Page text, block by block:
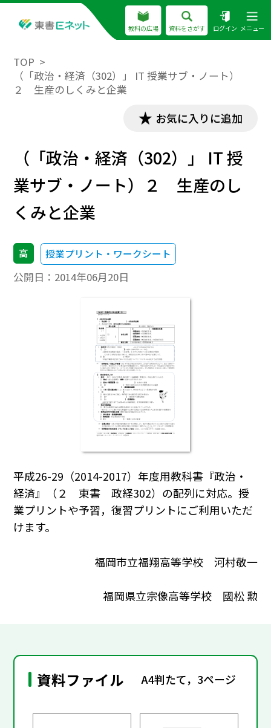
教科の広場 資料をさがす ログイン メニュー
TOP
（「政治・経済（302）」 IT 授業サブ・ノート）
２ 生産のしくみと企業
お気に入りに追加
（「政治・経済（302）」 IT 授
業サブ・ノート）２ 生産のし
くみと企業
高 授業プリント・ワークシート
公開日： 2014年06月20日
平成26-29（2014-2017）年度用教科書『政治・
経済』（２ 東書 政経302）の配列に対応。授
業プリントや予習，復習プリントにご利用いただ
けます。
福岡市立福翔高等学校 河村敬一
福岡県立宗像高等学校 國松 勲
資料ファイル A4判たて，3ページ